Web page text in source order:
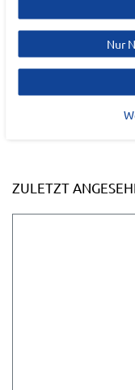
ZULETZT
Nur